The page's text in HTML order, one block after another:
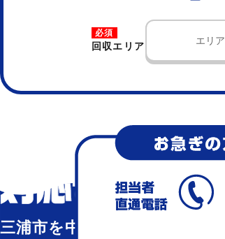
必須
回収エリア
三浦市を中心に神奈川県全域